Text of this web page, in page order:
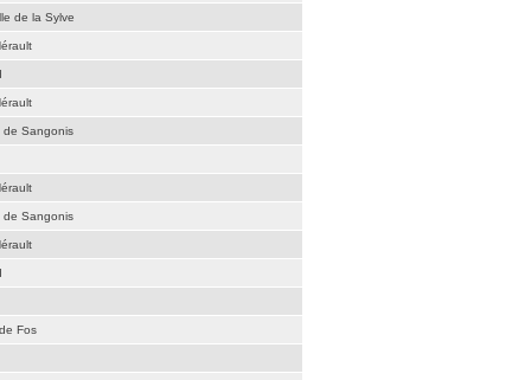
de la Sylve
de Sangonis
de Sangonis
Fos